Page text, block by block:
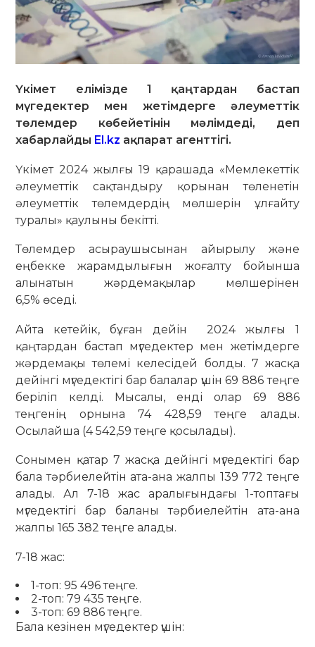
Үкімет елімізде 1 қаңтардан бастап
мүгедектер мен жетімдерге әлеуметтік
төлемдер көбейетінін мәлімдеді, деп
хабарлайды El.kz ақпарат агенттігі.
Үкімет 2024 жылғы 19 қарашада «Мемлекеттік
әлеуметтік сақтандыру қорынан төленетін
әлеуметтік төлемдердің мөлшерін ұлғайту
туралы» қаулыны бекітті.
Төлемдер асыраушысынан айырылу және
еңбекке жарамдылығын жоғалту бойынша
алынатын жәрдемақылар мөлшерінен
6,5% өседі.
Айта кетейік, бұған дейін 2024 жылғы 1
қаңтардан бастап мүгедектер мен жетімдерге
жәрдемақы төлемі келесідей болды. 7 жасқа
дейінгі мүгедектігі бар балалар үшін 69 886 теңге
беріліп келді. Мысалы, енді олар 69 886
теңгенің орнына 74 428,59 теңге алады.
Осылайша (4 542,59 теңге қосылады).
Сонымен қатар 7 жасқа дейінгі мүгедектігі бар
бала тәрбиелейтін ата-ана жалпы 139 772 теңге
алады. Ал 7-18 жас аралығындағы 1-топтағы
мүгедектігі бар баланы тәрбиелейтін ата-ана
жалпы 165 382 теңге алады.
7-18 жас:
1-топ: 95 496 теңге.
2-топ: 79 435 теңге.
3-топ: 69 886 теңге.
Бала кезінен мүгедектер үшін: